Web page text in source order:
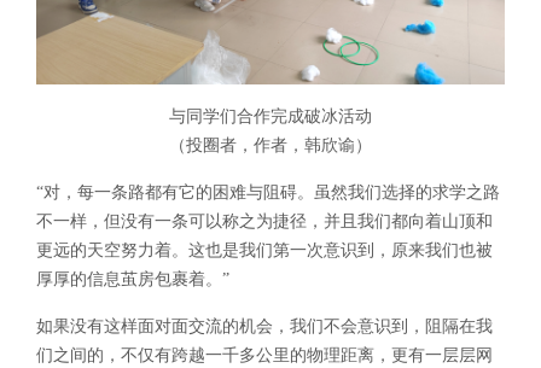
与同学们合作完成破冰活动
（投圈者，作者，韩欣谕）
“对，每一条路都有它的困难与阻碍。虽然我们选择的求学之路
不一样，但没有一条可以称之为捷径，并且我们都向着山顶和
更远的天空努力着。这也是我们第一次意识到，原来我们也被
厚厚的信息茧房包裹着。”
如果没有这样面对面交流的机会，我们不会意识到，阻隔在我
们之间的，不仅有跨越一千多公里的物理距离，更有一层层网